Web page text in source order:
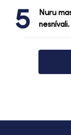
5
Nuru